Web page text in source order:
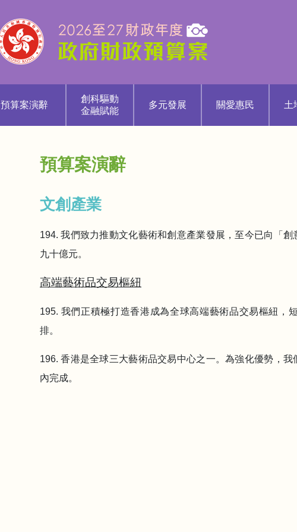
預算案演辭
創科驅動
金融賦能
多元發展 關愛惠民 土
預算案演辭
文創產業
194. 我們致力推動文化藝術和創意產業發展，至今已向「
九十億元。
高端藝術品交易樞紐
195. 我們正積極打造香港成為全球高端藝術品交易樞紐，
排。
196. 香港是全球三大藝術品交易中心之一。為強化優勢，
內完成。